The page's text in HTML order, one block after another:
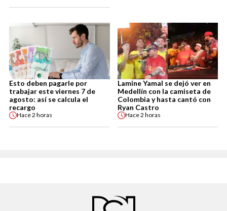
Esto deben pagarle por
trabajar este viernes 7 de
agosto: así se calcula el
recargo
Hace2 horas
Lamine Yamal se dejó ver en
Medellín con la camiseta de
Colombia y hasta cantó con
Ryan Castro
Hace2 horas